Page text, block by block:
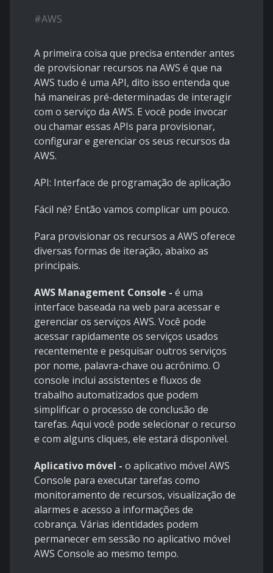
#AWS
A primeira coisa que precisa entender antes
de provisionar recursos na AWS é que na
AWS tudo é uma API, dito isso entenda que
há maneiras pré-determinadas de interagir
com o serviço da AWS. E você pode invocar
ou chamar essas APIs para provisionar,
configurar e gerenciar os seus recursos da
AWS.
API: Interface de programação de aplicação
Fácil né? Então vamos complicar um pouco.
Para provisionar os recursos a AWS oferece
diversas formas de iteração, abaixo as
principais.
AWS Management Console - é uma
interface baseada na web para acessar e
gerenciar os serviços AWS. Você pode
acessar rapidamente os serviços usados
recentemente e pesquisar outros serviços
por nome, palavra-chave ou acrônimo. O
console inclui assistentes e fluxos de
trabalho automatizados que podem
simplificar o processo de conclusão de
tarefas. Aqui você pode selecionar o recurso
e com alguns cliques, ele estará disponível.
Aplicativo móvel - o aplicativo móvel AWS
Console para executar tarefas como
monitoramento de recursos, visualização de
alarmes e acesso a informações de
cobrança. Várias identidades podem
permanecer em sessão no aplicativo móvel
AWS Console ao mesmo tempo.